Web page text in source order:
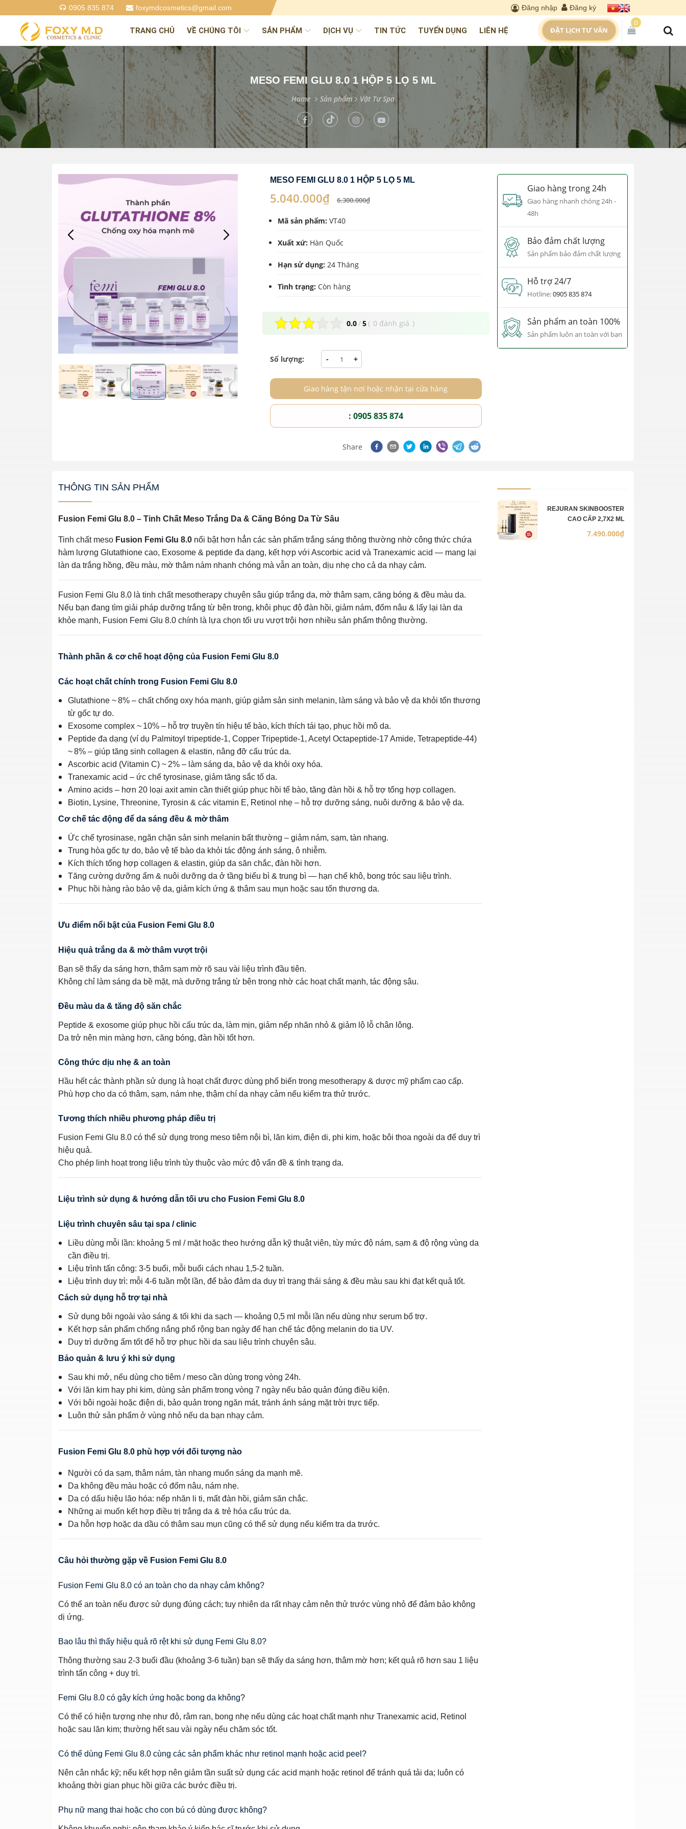
0905 835 874 foxymdcosmetics@gmail.com Đăng nhập Đăng ký
TRANG CHỦ VỀ CHÚNG TÔI SẢN PHẨM DỊCH VỤ TIN TỨC TUYỂN DỤNG LIÊN HỆ ĐẶT LỊCH TƯ VẤN
0
MESO FEMI GLU 8.0 1 HỘP 5 LỌ 5 ML
Home Sản phẩm Vật Tư Spa
MESO FEMI GLU 8.0 1 HỘP 5 LỌ 5 ML
5.040.000₫ 6.300.000₫
Mã sản phẩm: VT40
Xuất xứ: Hàn Quốc
Hạn sử dụng: 24 Tháng
Tình trạng: Còn hàng
0.0/5( 0 đánh giá )
Số lượng: - +
Giao hàng tận nơi hoặc nhận tại cửa hàng
: 0905 835 874
Share
Giao hàng trong 24h
Giao hàng nhanh chóng 24h -
48h
Bảo đảm chất lượng
Sản phẩm bảo đảm chất lượng
Hỗ trợ 24/7
Hotline:0905 835 874
Sản phẩm an toàn 100%
Sản phẩm luôn an toàn với bạn
THÔNG TIN SẢN PHẨM
Fusion Femi Glu 8.0 – Tinh Chất Meso Trắng Da & Căng Bóng Da Từ Sâu
Tinh chất meso Fusion Femi Glu 8.0 nổi bật hơn hẳn các sản phẩm trắng sáng thông thường nhờ công thức chứa
hàm lượng Glutathione cao, Exosome & peptide đa dạng, kết hợp với Ascorbic acid và Tranexamic acid — mang lại
làn da trắng hồng, đều màu, mờ thâm nám nhanh chóng mà vẫn an toàn, dịu nhẹ cho cả da nhạy cảm.
Fusion Femi Glu 8.0 là tinh chất mesotherapy chuyên sâu giúp trắng da, mờ thâm sạm, căng bóng & đều màu da.
Nếu bạn đang tìm giải pháp dưỡng trắng từ bên trong, khôi phục độ đàn hồi, giảm nám, đốm nâu & lấy lại làn da
khỏe mạnh, Fusion Femi Glu 8.0 chính là lựa chọn tối ưu vượt trội hơn nhiều sản phẩm thông thường.
Thành phần & cơ chế hoạt động của Fusion Femi Glu 8.0
Các hoạt chất chính trong Fusion Femi Glu 8.0
Glutathione ~ 8% – chất chống oxy hóa mạnh, giúp giảm sản sinh melanin, làm sáng và bảo vệ da khỏi tổn thương
từ gốc tự do.
Exosome complex ~ 10% – hỗ trợ truyền tín hiệu tế bào, kích thích tái tạo, phục hồi mô da.
Peptide đa dạng (ví dụ Palmitoyl tripeptide‑1, Copper Tripeptide‑1, Acetyl Octapeptide‑17 Amide, Tetrapeptide‑44)
~ 8% – giúp tăng sinh collagen & elastin, nâng đỡ cấu trúc da.
Ascorbic acid (Vitamin C) ~ 2% – làm sáng da, bảo vệ da khỏi oxy hóa.
Tranexamic acid – ức chế tyrosinase, giảm tăng sắc tố da.
Amino acids – hơn 20 loại axit amin cần thiết giúp phục hồi tế bào, tăng đàn hồi & hỗ trợ tổng hợp collagen.
Biotin, Lysine, Threonine, Tyrosin & các vitamin E, Retinol nhẹ – hỗ trợ dưỡng sáng, nuôi dưỡng & bảo vệ da.
Cơ chế tác động để da sáng đều & mờ thâm
Ức chế tyrosinase, ngăn chặn sản sinh melanin bất thường – giảm nám, sạm, tàn nhang.
Trung hòa gốc tự do, bảo vệ tế bào da khỏi tác động ánh sáng, ô nhiễm.
Kích thích tổng hợp collagen & elastin, giúp da săn chắc, đàn hồi hơn.
Tăng cường dưỡng ẩm & nuôi dưỡng da ở tầng biểu bì & trung bì — hạn chế khô, bong tróc sau liệu trình.
Phục hồi hàng rào bảo vệ da, giảm kích ứng & thâm sau mụn hoặc sau tổn thương da.
Ưu điểm nổi bật của Fusion Femi Glu 8.0
Hiệu quả trắng da & mờ thâm vượt trội
Bạn sẽ thấy da sáng hơn, thâm sạm mờ rõ sau vài liệu trình đầu tiên.
Không chỉ làm sáng da bề mặt, mà dưỡng trắng từ bên trong nhờ các hoạt chất mạnh, tác động sâu.
Đều màu da & tăng độ săn chắc
Peptide & exosome giúp phục hồi cấu trúc da, làm mịn, giảm nếp nhăn nhỏ & giảm lộ lỗ chân lông.
Da trở nên mịn màng hơn, căng bóng, đàn hồi tốt hơn.
Công thức dịu nhẹ & an toàn
Hầu hết các thành phần sử dụng là hoạt chất được dùng phổ biến trong mesotherapy & dược mỹ phẩm cao cấp.
Phù hợp cho da có thâm, sạm, nám nhẹ, thậm chí da nhạy cảm nếu kiểm tra thử trước.
Tương thích nhiều phương pháp điều trị
Fusion Femi Glu 8.0 có thể sử dụng trong meso tiêm nội bì, lăn kim, điện di, phi kim, hoặc bôi thoa ngoài da để duy trì
hiệu quả.
Cho phép linh hoạt trong liệu trình tùy thuộc vào mức độ vấn đề & tình trạng da.
Liệu trình sử dụng & hướng dẫn tối ưu cho Fusion Femi Glu 8.0
Liệu trình chuyên sâu tại spa / clinic
Liều dùng mỗi lần: khoảng 5 ml / mặt hoặc theo hướng dẫn kỹ thuật viên, tùy mức độ nám, sạm & độ rộng vùng da
cần điều trị.
Liệu trình tấn công: 3‑5 buổi, mỗi buổi cách nhau 1,5‑2 tuần.
Liệu trình duy trì: mỗi 4‑6 tuần một lần, để bảo đảm da duy trì trạng thái sáng & đều màu sau khi đạt kết quả tốt.
Cách sử dụng hỗ trợ tại nhà
Sử dụng bôi ngoài vào sáng & tối khi da sạch — khoảng 0,5 ml mỗi lần nếu dùng như serum bổ trợ.
Kết hợp sản phẩm chống nắng phổ rộng ban ngày để hạn chế tác động melanin do tia UV.
Duy trì dưỡng ẩm tốt để hỗ trợ phục hồi da sau liệu trình chuyên sâu.
Bảo quản & lưu ý khi sử dụng
Sau khi mở, nếu dùng cho tiêm / meso cần dùng trong vòng 24h.
Với lăn kim hay phi kim, dùng sản phẩm trong vòng 7 ngày nếu bảo quản đúng điều kiện.
Với bôi ngoài hoặc điện di, bảo quản trong ngăn mát, tránh ánh sáng mặt trời trực tiếp.
Luôn thử sản phẩm ở vùng nhỏ nếu da bạn nhạy cảm.
Fusion Femi Glu 8.0 phù hợp với đối tượng nào
Người có da sạm, thâm nám, tàn nhang muốn sáng da mạnh mẽ.
Da không đều màu hoặc có đốm nâu, nám nhẹ.
Da có dấu hiệu lão hóa: nếp nhăn li ti, mất đàn hồi, giảm săn chắc.
Những ai muốn kết hợp điều trị trắng da & trẻ hóa cấu trúc da.
Da hỗn hợp hoặc da dầu có thâm sau mụn cũng có thể sử dụng nếu kiểm tra da trước.
Câu hỏi thường gặp về Fusion Femi Glu 8.0
Fusion Femi Glu 8.0 có an toàn cho da nhạy cảm không?
Có thể an toàn nếu được sử dụng đúng cách; tuy nhiên da rất nhạy cảm nên thử trước vùng nhỏ để đảm bảo không
dị ứng.
Bao lâu thì thấy hiệu quả rõ rệt khi sử dụng Femi Glu 8.0?
Thông thường sau 2‑3 buổi đầu (khoảng 3‑6 tuần) bạn sẽ thấy da sáng hơn, thâm mờ hơn; kết quả rõ hơn sau 1 liệu
trình tấn công + duy trì.
Femi Glu 8.0 có gây kích ứng hoặc bong da không?
Có thể có hiện tượng nhẹ như đỏ, râm ran, bong nhẹ nếu dùng các hoạt chất mạnh như Tranexamic acid, Retinol
hoặc sau lăn kim; thường hết sau vài ngày nếu chăm sóc tốt.
Có thể dùng Femi Glu 8.0 cùng các sản phẩm khác như retinol mạnh hoặc acid peel?
Nên cân nhắc kỹ; nếu kết hợp nên giảm tần suất sử dụng các acid mạnh hoặc retinol để tránh quá tải da; luôn có
khoảng thời gian phục hồi giữa các bước điều trị.
Phụ nữ mang thai hoặc cho con bú có dùng được không?
Ảnh sản phẩmREJURAN SKINBOOSTER
CAO CẤP 2,7X2 ML
7.490.000₫